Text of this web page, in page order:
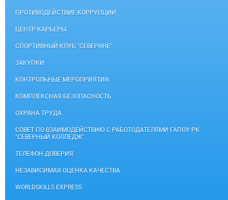
ПРОТИВОДЕЙСТВИЕ КОРРУПЦИИ
ЦЕНТР КАРЬЕРЫ
СПОРТИВНЫЙ КЛУБ "СЕВЕРЯНЕ"
ЗАКУПКИ
КОНТРОЛЬНЫЕ МЕРОПРИЯТИЯ
КОМПЛЕКСНАЯ БЕЗОПАСНОСТЬ
ОХРАНА ТРУДА
СОВЕТ ПО ВЗАИМОДЕЙСТВИЮ С РАБОТОДАТЕЛЯМИ ГАПОУ РК
"СЕВЕРНЫЙ КОЛЛЕДЖ"
ТЕЛЕФОН ДОВЕРИЯ
НЕЗАВИСИМАЯ ОЦЕНКА КАЧЕСТВА
WORLDSKILLS EXPRESS